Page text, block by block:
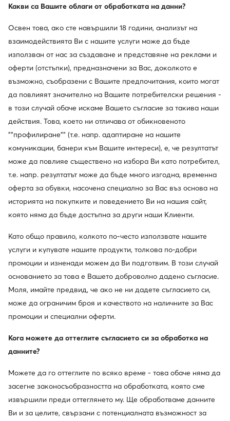
89,99€
Актуална цена
97,99€
Най-ниска цена
Enerzy Ridr Jr K1GC2416 · Маратонки за бягане
Актуална цена
Най-ниска цена55,99 € -5%
Mizuno
Актуална цена
97,99
Най-ниска цена129,99 €-24%
още 25% Код: SUMMER
Промоция
Mizuno
още 10% Код: SUMMER
-23%
Mizuno
Какви са Вашите облаги от обработката на данни?
Освен това, ако сте навършили 18 години, анализът на
взаимодействията Ви с нашите услуги може да бъде
използван от нас за създаване и представяне на реклами и
оферти (отстъпки), предназначени за Вас, доколкото е
възможно, съобразени с Вашите предпочитания, които могат
да повлияят значително на Вашите потребителски решения -
в този случай обаче искаме Вашето съгласие за такива наши
действия. Това, което ни отличава от обикновеното
""профилиране"" (т.е. напр. адаптиране на нашите
комуникации, банери към Вашите интереси), е, че резултатът
може да повлияе съществено на избора Ви като потребител,
т.е. напр. резултатът може да бъде много изгодна, временна
оферта за обувки, насочена специално за Вас въз основа на
историята на покупките и поведението Ви на нашия сайт,
която няма да бъде достъпна за други наши Клиенти.
Като общо правило, колкото по-често използвате нашите
услуги и купувате нашите продукти, толкова по-добри
промоции и изненади можем да Ви подготвим. В този случай
основанието за това е Вашето доброволно дадено съгласие.
Моля, имайте предвид, че ако не ни дадете съгласието си,
може да ограничим броя и качеството на наличните за Вас
промоции и специални оферти.
Кога можете да оттеглите съгласието си за обработка на
данните?
Можете да го оттеглите по всяко време - това обаче няма да
засегне законосъобразността на обработката, която сме
извършили преди оттеглянето му. Ще обработваме данните
Ви и за целите, свързани с потенциалната възможност за